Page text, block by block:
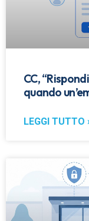
CC,
quando
LEGGI TUTTO